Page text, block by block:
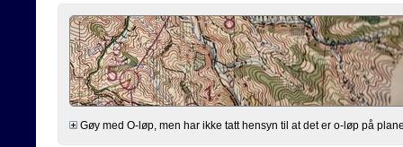
Gøy med O-løp, men har ikke tatt hensyn til at det er o-løp på